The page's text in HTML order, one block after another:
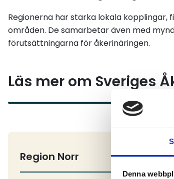
Denna
Regionerna har starka lokala
områden. De samarbetar även med
förutsättningarna för åkerinäringen.
Läs mer om Sveriges
Region Norr